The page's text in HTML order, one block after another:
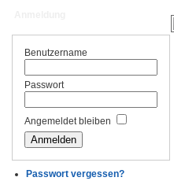
Benutzername
Passwort
Angemeldet bleiben
Passwort vergessen?